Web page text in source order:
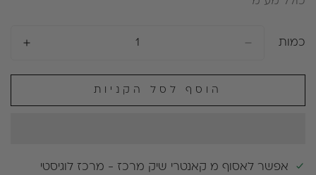
מבצע
רגיל
כמות
הוסף לסל הקניות
אפשר לאסוף מ קאנטרי שיק מרכז - מרכז לוגיסטי